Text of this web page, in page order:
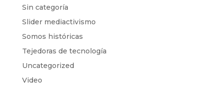
Sin categoría
Slider mediactivismo
Somos históricas
Tejedoras de tecnología
Uncategorized
Video